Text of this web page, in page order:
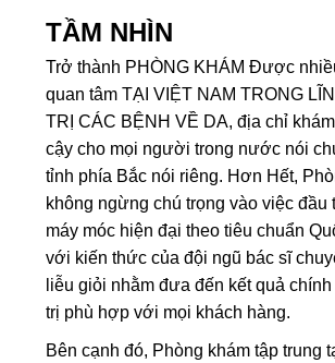
TẦM NHÌN
Trở thành PHÒNG KHÁM Được
quan tâm TẠI VIỆT NAM TRONG
TRỊ CÁC BỆNH VỀ DA, địa chỉ
cậy cho mọi người trong nước nói
tỉnh phía Bắc nói riêng. Hơn Hết,
không ngừng chú trọng vào việc đầu
máy móc hiện đại theo tiêu chuẩn
với kiến thức của đội ngũ bác sĩ
liễu giỏi nhằm đưa đến kết quả
trị phù hợp với mọi khách hàng.
Bên cạnh đó, Phòng khám tập trung